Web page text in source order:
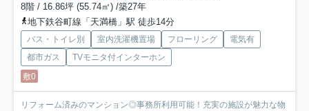
8階 / 16.86坪 (55.74㎡) /築27年
地下鉄谷町線「天満橋」駅 徒歩14分
バス・トイレ別 室内洗濯機置場 フローリング
電気有
都市ガス
TVモニタ付インターホン
敷0
リフォーム済みのマンション◎事務所利用可能！充実の施設が魅力な物